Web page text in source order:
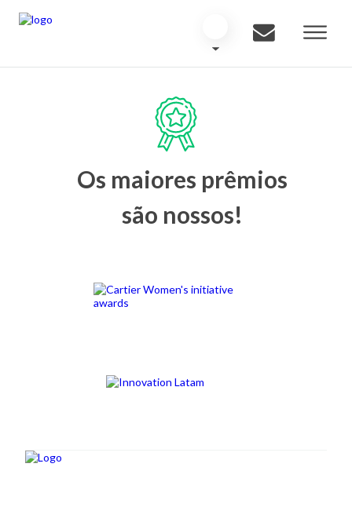
Os maiores prêmios
são nossos!